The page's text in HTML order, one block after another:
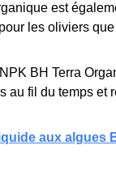
est
les oliviers
NPK BH Terra
au fil du temps et
aux algues